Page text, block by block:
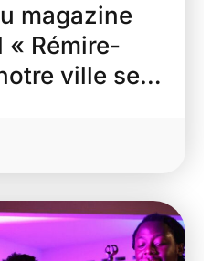
magazine
« Rémire-
ville se